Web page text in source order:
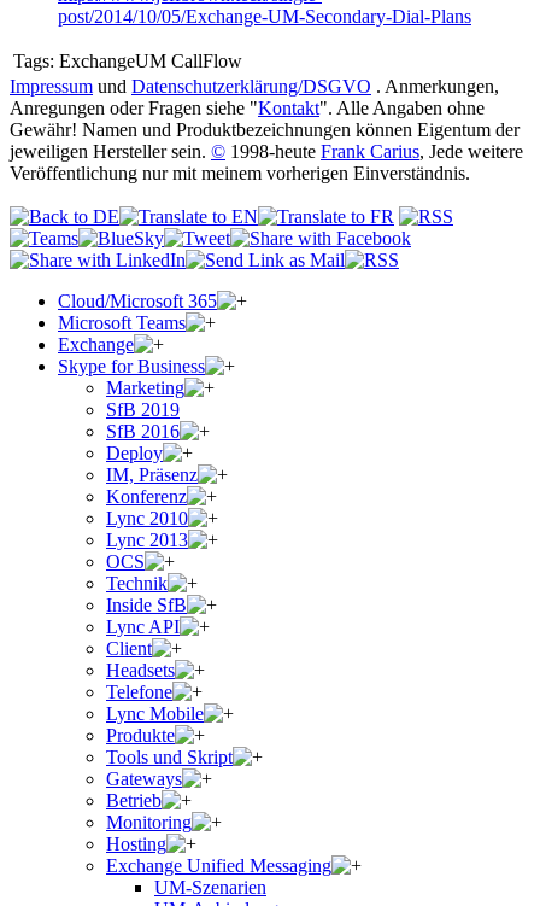
post/2014/10/05/Exchange-UM-Secondary-Dial-Plans
Tags: ExchangeUM CallFlow
Impressum und Datenschutzerklärung/DSGVO . Anmerkungen,
Anregungen oder Fragen siehe "Kontakt". Alle Angaben ohne
Gewähr! Namen und Produktbezeichnungen können Eigentum der
jeweiligen Hersteller sein. © 1998-heute Frank Carius, Jede weitere
Veröffentlichung nur mit meinem vorherigen Einverständnis.
Cloud/Microsoft 365
Microsoft Teams
Exchange
Skype for Business
Marketing
SfB 2019
SfB 2016
Deploy
IM, Präsenz
Konferenz
Lync 2010
Lync 2013
OCS
Technik
Inside SfB
Lync API
Client
Headsets
Telefone
Lync Mobile
Produkte
Tools und Skript
Gateways
Betrieb
Monitoring
Hosting
Exchange Unified Messaging
UM-Szenarien